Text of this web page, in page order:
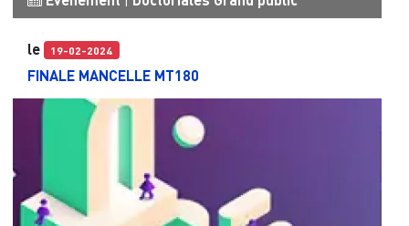
le 19-02-2024
FINALE MANCELLE MT180